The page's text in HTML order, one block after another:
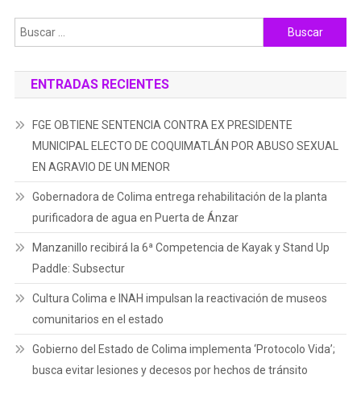
Buscar:
ENTRADAS RECIENTES
FGE OBTIENE SENTENCIA CONTRA EX PRESIDENTE
MUNICIPAL ELECTO DE COQUIMATLÁN POR ABUSO SEXUAL
EN AGRAVIO DE UN MENOR
Gobernadora de Colima entrega rehabilitación de la planta
purificadora de agua en Puerta de Ánzar
Manzanillo recibirá la 6ª Competencia de Kayak y Stand Up
Paddle: Subsectur
Cultura Colima e INAH impulsan la reactivación de museos
comunitarios en el estado
Gobierno del Estado de Colima implementa ‘Protocolo Vida’;
busca evitar lesiones y decesos por hechos de tránsito